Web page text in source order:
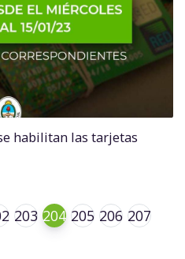
habilitan las tarjetas
203 204 205 206 207